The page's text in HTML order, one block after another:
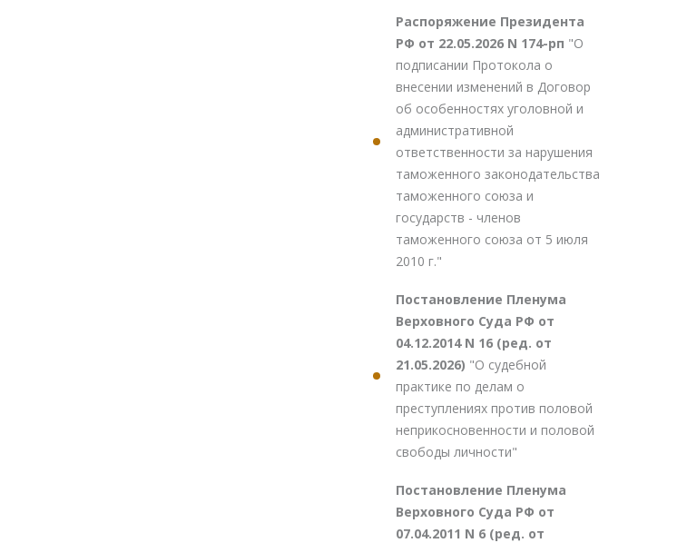
Распоряжение Президента
РФ от 22.05.2026 N 174-рп "О
подписании Протокола о
внесении изменений в Договор
об особенностях уголовной и
административной
ответственности за нарушения
таможенного законодательства
таможенного союза и
государств - членов
таможенного союза от 5 июля
2010 г."
Постановление Пленума
Верховного Суда РФ от
04.12.2014 N 16 (ред. от
21.05.2026) "О судебной
практике по делам о
преступлениях против половой
неприкосновенности и половой
свободы личности"
Постановление Пленума
Верховного Суда РФ от
07.04.2011 N 6 (ред. от